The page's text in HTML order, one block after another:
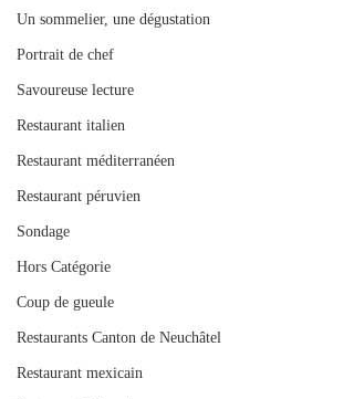
Un sommelier, une dégustation
Portrait de chef
Savoureuse lecture
Restaurant italien
Restaurant méditerranéen
Restaurant péruvien
Sondage
Hors Catégorie
Coup de gueule
Restaurants Canton de Neuchâtel
Restaurant mexicain